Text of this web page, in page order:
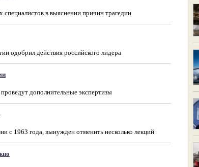
специалистов в выяснении причин трагедии
одобрил действия российского лидера
дополнительные экспертизы
с 1963 года, вынужден отменить несколько лекций